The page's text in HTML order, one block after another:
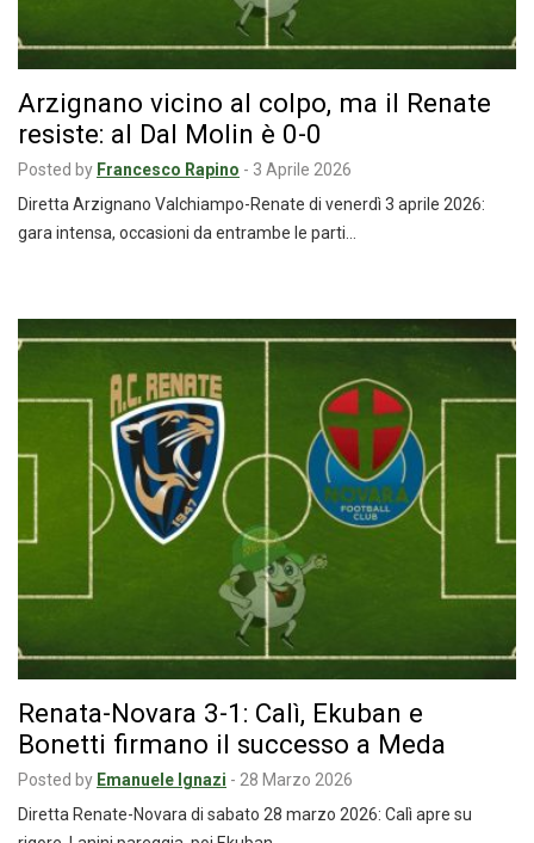
Arzignano vicino al colpo, ma il Renate
resiste: al Dal Molin è 0-0
Posted by Francesco Rapino - 3 Aprile 2026
Diretta Arzignano Valchiampo-Renate di venerdì 3 aprile 2026:
gara intensa, occasioni da entrambe le parti…
Renata-Novara 3-1: Calì, Ekuban e
Bonetti firmano il successo a Meda
Posted by Emanuele Ignazi - 28 Marzo 2026
Diretta Renate-Novara di sabato 28 marzo 2026: Calì apre su